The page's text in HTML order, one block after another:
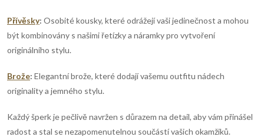
Přívěsky: Osobité kousky, které odrážejí vaši jedinečnost a mohou
být kombinovány s našimi řetízky a náramky pro vytvoření
originálního stylu.
Brože: Elegantní brože, které dodají vašemu outfitu nádech
originality a jemného stylu.
Každý šperk je pečlivě navržen s důrazem na detail, aby vám přinášel
radost a stal se nezapomenutelnou součástí vašich okamžiků.